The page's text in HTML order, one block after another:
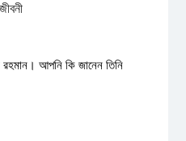
রহমান। আপনি কি জানেন তিনি